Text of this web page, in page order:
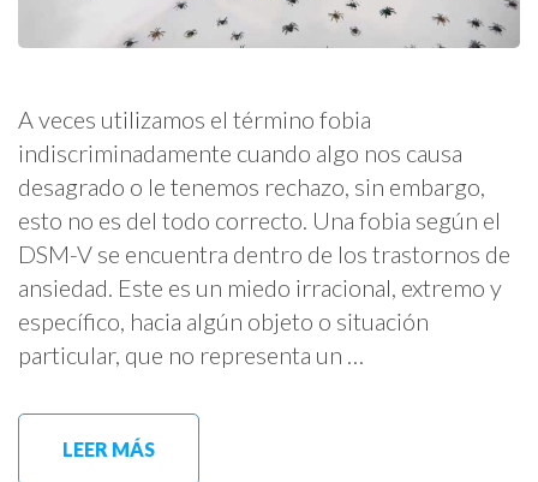
A veces utilizamos el término fobia
indiscriminadamente cuando algo nos causa
desagrado o le tenemos rechazo, sin embargo,
esto no es del todo correcto. Una fobia según el
DSM-V se encuentra dentro de los trastornos de
ansiedad. Este es un miedo irracional, extremo y
específico, hacia algún objeto o situación
particular, que no representa un …
LEER MÁS